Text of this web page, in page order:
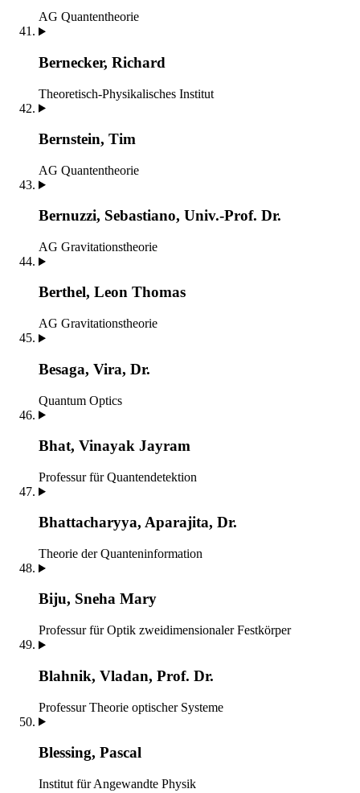
AG Quantentheorie
Bernecker, Richard
Theoretisch-Physikalisches Institut
Bernstein, Tim
AG Quantentheorie
Bernuzzi, Sebastiano, Univ.-Prof. Dr.
AG Gravitationstheorie
Berthel, Leon Thomas
AG Gravitationstheorie
Besaga, Vira, Dr.
Quantum Optics
Bhat, Vinayak Jayram
Professur für Quantendetektion
Bhattacharyya, Aparajita, Dr.
Theorie der Quanteninformation
Biju, Sneha Mary
Professur für Optik zweidimensionaler Festkörper
Blahnik, Vladan, Prof. Dr.
Professur Theorie optischer Systeme
Blessing, Pascal
Institut für Angewandte Physik